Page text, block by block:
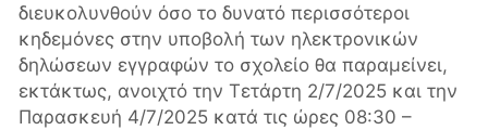
διευκολυνθούν όσο το δυνατό περισσότεροι
κηδεμόνες στην υποβολή των ηλεκτρονικών
δηλώσεων εγγραφών το σχολείο θα παραμείνει,
εκτάκτως, ανοιχτό την Τετάρτη 2/7/2025 και την
Παρασκευή 4/7/2025 κατά τις ώρες 08:30 –